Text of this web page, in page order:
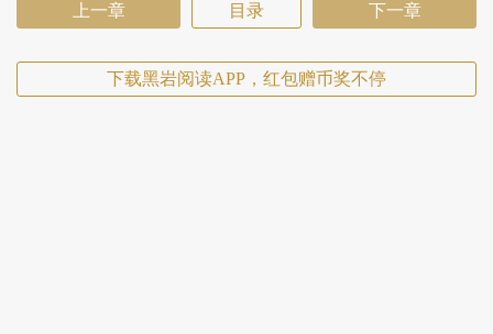
上一章 目录 下一章
下载黑岩阅读APP，红包赠币奖不停